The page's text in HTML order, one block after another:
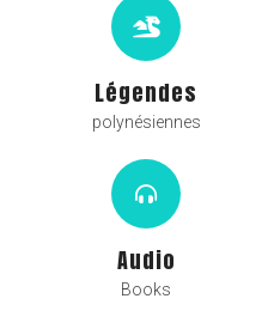
Légendes
polynésiennes
Audio
Books